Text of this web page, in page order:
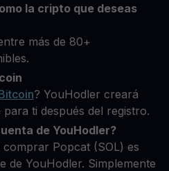
la cripto que deseas
más de 80+
? YouHodler creará
ti después del registro.
de YouHodler?
Popcat (SOL) es
de YouHodler. Simplemente